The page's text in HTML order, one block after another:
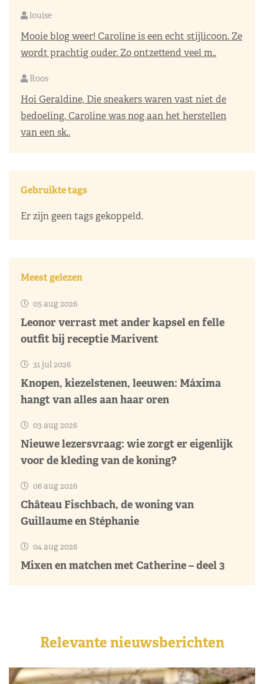
louise
Mooie blog weer! Caroline is een echt stijlicoon. Ze
wordt prachtig ouder. Zo ontzettend veel m..
Roos
Hoi Geraldine, Die sneakers waren vast niet de
bedoeling. Caroline was nog aan het herstellen
van een sk..
Gebruikte tags
Er zijn geen tags gekoppeld.
Meest gelezen
05 aug 2026
Leonor verrast met ander kapsel en felle
outfit bij receptie Marivent
31 jul 2026
Knopen, kiezelstenen, leeuwen: Máxima
hangt van alles aan haar oren
03 aug 2026
Nieuwe lezersvraag: wie zorgt er eigenlijk
voor de kleding van de koning?
06 aug 2026
Château Fischbach, de woning van
Guillaume en Stéphanie
04 aug 2026
Mixen en matchen met Catherine – deel 3
Relevante nieuwsberichten